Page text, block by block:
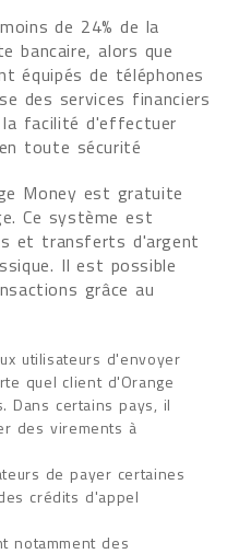
de 24% de la
bancaire, alors que
équipés de téléphones
des services financiers
facilité d'effectuer
toute sécurité
Money est gratuite
Ce système est
et transferts d'argent
Il est possible
grâce au
utilisateurs d'envoyer
quel client d'Orange
Dans certains pays, il
des virements à
de payer certaines
crédits d'appel
notamment des